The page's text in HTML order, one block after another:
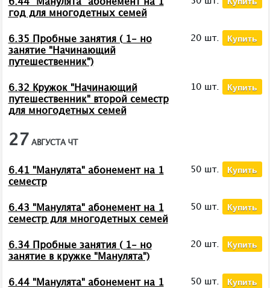
6.44 "Манулята" абонемент на 1
год для многодетных семей
6.35 Пробные занятия ( 1- но
занятие "Начинающий
путешественник")
20 шт. Купить
6.32 Кружок "Начинающий
путешественник" второй семестр
для многодетных семей
10 шт. Купить
27 АВГУСТА ЧТ
6.41 "Манулята" абонемент на 1
семестр
50 шт. Купить
6.43 "Манулята" абонемент на 1
семестр для многодетных семей
50 шт. Купить
6.34 Пробные занятия ( 1- но
занятие в кружке "Манулята")
20 шт. Купить
6.44 "Манулята" абонемент на 1
50 шт. Купить